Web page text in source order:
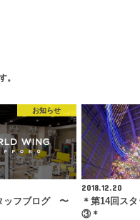
。
お知らせ
ッフブログ 〜
2018.12.20
＊第14回ス
③＊